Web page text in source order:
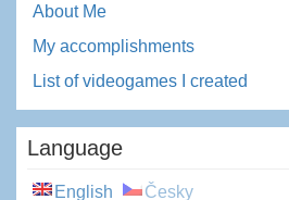
About Me
My accomplishments
List of videogames I created
Language
English Česky